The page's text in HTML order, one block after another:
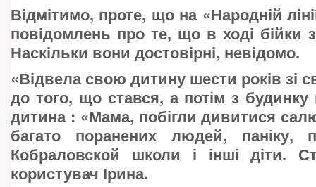
Відмітимо, проте, що на «Народній
повідомлень про те, що в ході бійки
Наскільки вони достовірні, невідомо.
«Відвела свою дитину шести років зі
до того, що стався, а потім з будинку
дитина : «Мама, побігли дивитися
багато поранених людей, паніку,
Кобраловской школи і інші діти.
користувач Ірина.